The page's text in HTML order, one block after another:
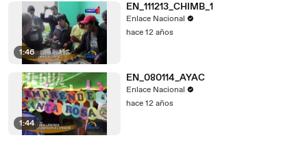
1:46
EN_111213_CHIMB_1
Enlace Nacional
hace 12 años
1:44
EN_080114_AYAC
Enlace Nacional
hace 12 años